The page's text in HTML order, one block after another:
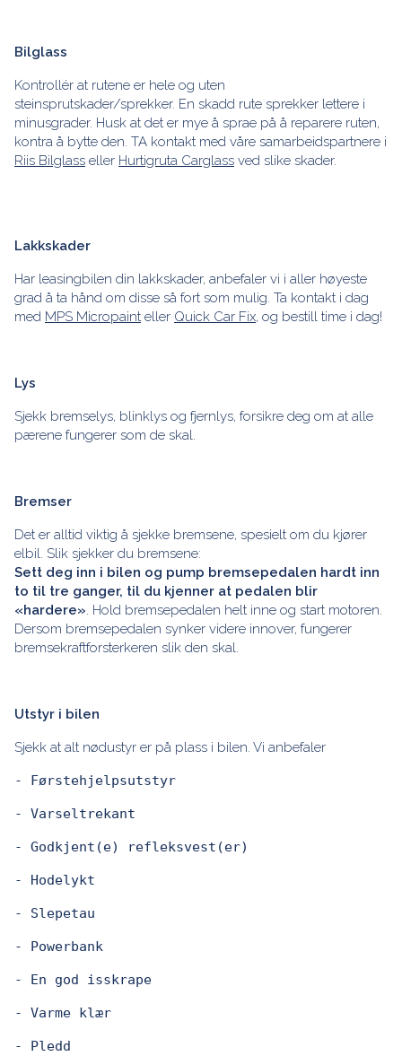
Bilglass
Kontrollér at rutene er hele og uten
steinsprutskader/sprekker. En skadd rute sprekker lettere i
minusgrader. Husk at det er mye å sprae på å reparere ruten,
kontra å bytte den. TA kontakt med våre samarbeidspartnere i
Riis Bilglass eller Hurtigruta Carglass ved slike skader.
Lakkskader
Har leasingbilen din lakkskader, anbefaler vi i aller høyeste
grad å ta hånd om disse så fort som mulig. Ta kontakt i dag
med MPS Micropainteller Quick Car Fix, og bestill time i dag!
Lys
Sjekk bremselys, blinklys og fjernlys, forsikre deg om at alle
pærene fungerer som de skal.
Bremser
Det er alltid viktig å sjekke bremsene, spesielt om du kjører
elbil. Slik sjekker du bremsene:
Sett deg inn i bilen og pump bremsepedalen hardt inn
to til tre ganger, til du kjenner at pedalen blir
«hardere». Hold bremsepedalen helt inne og start motoren.
Dersom bremsepedalen synker videre innover, fungerer
bremsekraftforsterkeren slik den skal.
Utstyr i bilen
Sjekk at alt nødustyr er på plass i bilen. Vi anbefaler
- Førstehjelpsutstyr
- Varseltrekant
- Godkjent(e) refleksvest(er)
- Hodelykt
- Slepetau
- Powerbank
- En god isskrape
- Varme klær
- Pledd